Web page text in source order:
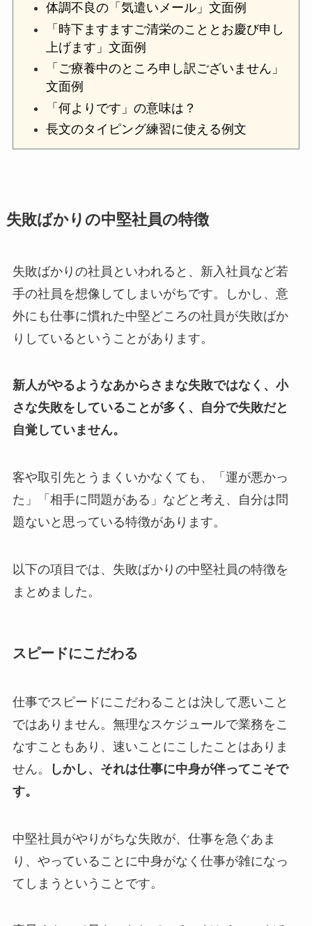
体調不良の「気遣いメール」文面例
「時下ますますご清栄のこととお慶び申し
上げます」文面例
「ご療養中のところ申し訳ございません」
文面例
「何よりです」の意味は？
長文のタイピング練習に使える例文
失敗ばかりの中堅社員の特徴
失敗ばかりの社員といわれると、新入社員など若
手の社員を想像してしまいがちです。しかし、意
外にも仕事に慣れた中堅どころの社員が失敗ばか
りしているということがあります。
新人がやるようなあからさまな失敗ではなく、小
さな失敗をしていることが多く、自分で失敗だと
自覚していません。
客や取引先とうまくいかなくても、「運が悪かっ
た」「相手に問題がある」などと考え、自分は問
題ないと思っている特徴があります。
以下の項目では、失敗ばかりの中堅社員の特徴を
まとめました。
スピードにこだわる
仕事でスピードにこだわることは決して悪いこと
ではありません。無理なスケジュールで業務をこ
なすこともあり、速いことにこしたことはありま
せん。
しかし、それは仕事に中身が伴ってこそで
す。
中堅社員がやりがちな失敗が、仕事を急ぐあま
り、やっていることに中身がなく仕事が雑になっ
てしまうということです。